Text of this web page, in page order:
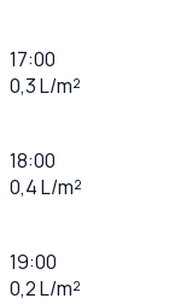
17:00
0,3 L/m²
18:00
0,4 L/m²
19:00
0,2 L/m²